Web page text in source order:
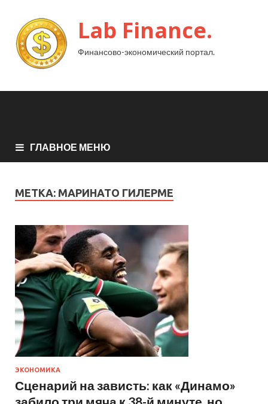
Lab Finance.
Финансово-экономический портал.
ГЛАВНОЕ МЕНЮ
МЕТКА: МАРИНАТО ГИЛЕРМЕ
ЭКОНОМИКА
Сценарий на зависть: как «Динамо»